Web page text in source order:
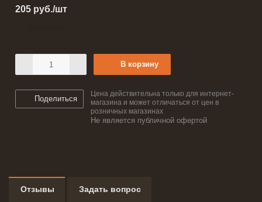
205 руб./шт
В корзину
Поделиться
Цена действительна только для интернет-
магазина и может отличаться от цен в
розничных магазинах
Не является публичной офертой
Отзывы Задать вопрос